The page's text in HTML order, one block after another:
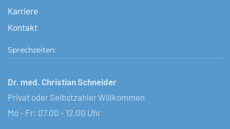
Karriere
Kontakt
Sprechzeiten:
Dr. med. Christian Schneider
Privat oder Selbstzahler Willkommen
Mo - Fr: 07.00 - 12.00 Uhr